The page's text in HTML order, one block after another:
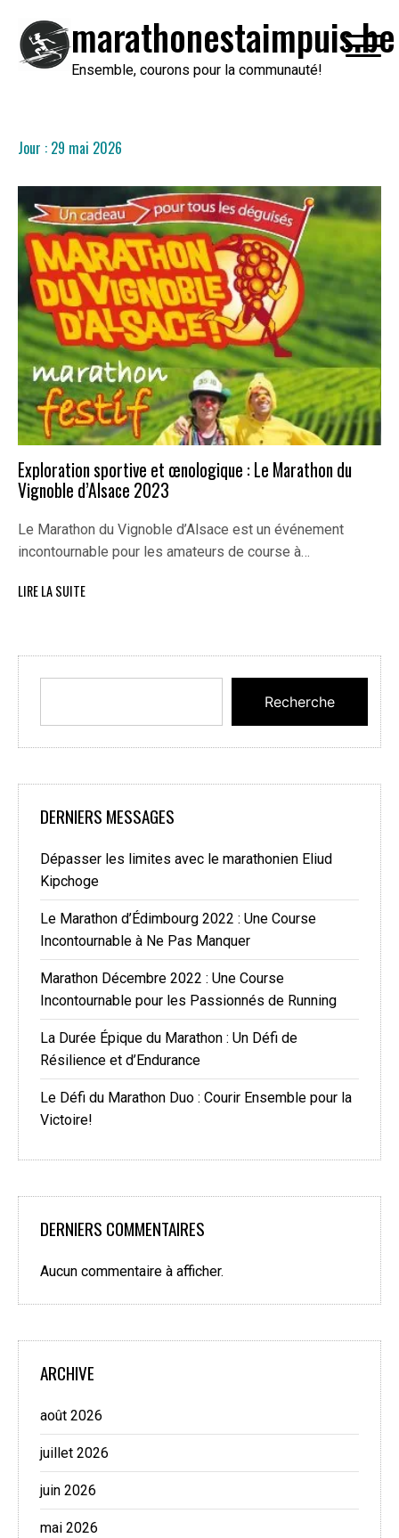
contenu
marathonestaimpuis.be
Ensemble, courons pour la communauté!
Jour : 29 mai 2026
Exploration sportive et œnologique : Le Marathon du
Vignoble d’Alsace 2023
Le Marathon du Vignoble d’Alsace est un événement
incontournable pour les amateurs de course à…
LIRE LA SUITE
Recherche
DERNIERS MESSAGES
Dépasser les limites avec le marathonien Eliud
Kipchoge
Le Marathon d’Édimbourg 2022 : Une Course
Incontournable à Ne Pas Manquer
Marathon Décembre 2022 : Une Course
Incontournable pour les Passionnés de Running
La Durée Épique du Marathon : Un Défi de
Résilience et d’Endurance
Le Défi du Marathon Duo : Courir Ensemble pour la
Victoire!
DERNIERS COMMENTAIRES
Aucun commentaire à afficher.
ARCHIVE
août 2026
juillet 2026
juin 2026
mai 2026